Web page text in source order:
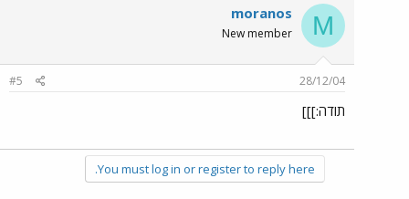
M
moranos
New member
28/12/04
#5
תודה:]]]
You must log in or register to reply here.